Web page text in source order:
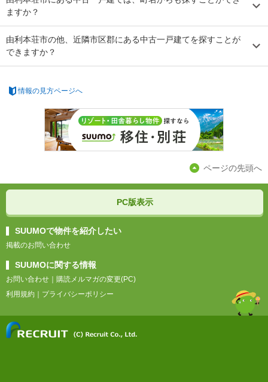
ますか？
由利本荘市の他、近隣市区郡にある中古一戸建てを探すことが
できますか？
情報の見方ページへ
ページの先頭へ
PC版表示
SUUMOで物件を紹介したい
掲載のお問い合わせ
SUUMOに関する情報
お問い合わせ
購読メルマガの変更(PC)
利用規約
プライバシーポリシー